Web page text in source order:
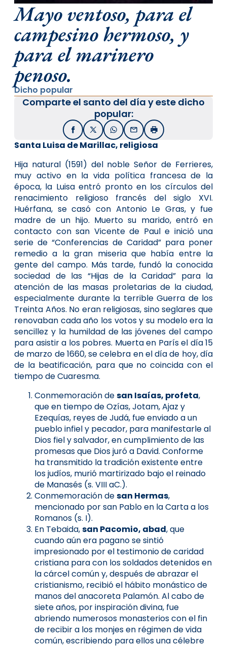
Mayo ventoso, para el
campesino hermoso, y
para el marinero
penoso.
Dicho popular
Comparte el santo del día y este dicho
popular:
FacebookX / TwitterWhatsApp
EmailImprimir
Santa Luisa de Marillac, religiosa
Hija natural (1591) del noble Señor de Ferrieres,
muy activo en la vida política francesa de la
época, la Luisa entró pronto en los círculos del
renaci­miento religioso francés del siglo XVI.
Huérfana, se casó con Antonio Le Gras, y fue
madre de un hijo. Muerto su marido, entró en
contacto con san Vicente de Paul e inició una
serie de “Conferencias de Caridad” para poner
remedio a la gran miseria que había entre la
gente del campo. Más tarde, fundó la conocida
sociedad de las “Hijas de la Caridad” para la
atención de las masas proletarias de la ciudad,
especialmente durante la terrible Guerra de los
Treinta Años. No eran religiosas, sino seglares que
renovaban cada año los votos y su modelo era la
sencillez y la humildad de las jóvenes del campo
para asistir a los pobres. Muerta en París el día 15
de marzo de 1660, se celebra en el día de hoy, día
de la beatificación, para que no coincida con el
tiempo de Cuaresma.
Conmemoración desan Isaías, profeta,
que en tiempo de Ozías, Jotam, Ajaz y
Ezequías, reyes de Judá, fue enviado a un
pueblo infiel y pecador, para manifestarle al
Dios fiel y salvador, en cumplimiento de las
promesas que Dios juró a David. Conforme
ha transmitido la tradición existente entre
los judíos, murió martirizado bajo el reinado
de Manasés (s. VIII aC.).
Conmemoración desan Hermas,
mencionado por san Pablo en la Carta a los
Romanos (s. I).
En Tebaida,san Pacomio, abad, que
cuando aún era pagano se sintió
impresionado por el testimonio de caridad
cristiana para con los soldados detenidos en
la cárcel común y, después de abrazar el
cristianismo, recibió el hábito monástico de
manos del anacoreta Palamón. Al cabo de
siete años, por inspiración divina, fue
abriendo numerosos monasterios con el fin
de recibir a los monjes en régimen de vida
común, escribiendo para ellos una célebre